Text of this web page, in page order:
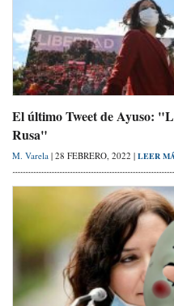
El último Tweet de Ayuso:
Rusa"
M. Varela | 28 FEBRERO, 2022 | LEER